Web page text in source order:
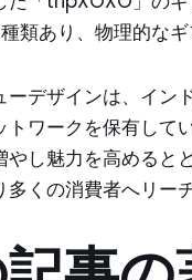
類あり、物理的な
ーデザインは、イン
トワークを保有して
やし魅力を高めると
多くの消費者へリー